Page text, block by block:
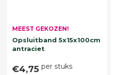
MEEST GEKOZEN!
Opsluitband 5x15x100cm
antraciet
€4,75 per stuks